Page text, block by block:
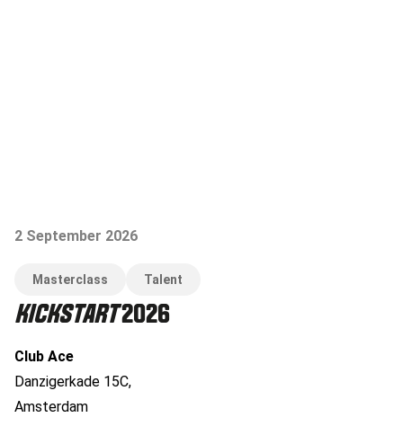
2 September 2026
Masterclass Talent
KICKSTART2026
Club Ace
Danzigerkade 15C,
Amsterdam